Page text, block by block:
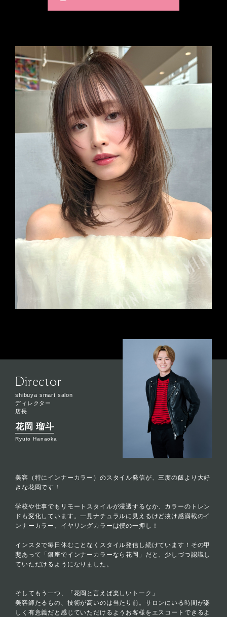
Director
shibuya smart salon
ディレクター
店長
花岡 瑠斗
Ryuto Hanaoka
美容（特にインナーカラー）のスタイル発信が、三度の飯より大好
きな花岡です！
学校や仕事でもリモートスタイルが浸透するなか、カラーのトレン
ドも変化しています。一見ナチュラルに見えるけど抜け感満載のイ
ンナーカラー、イヤリングカラーは僕の一押し！
インスタで毎日休むことなくスタイル発信し続けています！その甲
斐あって「銀座でインナーカラーなら花岡」だと、少しづつ認識し
ていただけるようになりました。
そしてもう一つ、「花岡と言えば楽しいトーク」
美容師たるもの、技術が高いのは当たり前。サロンにいる時間が楽
しく有意義だと感じていただけるようお客様をエスコートできるよ